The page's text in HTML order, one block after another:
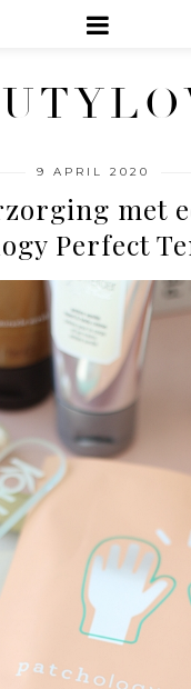
9 APRIL 2020
met
Perfect